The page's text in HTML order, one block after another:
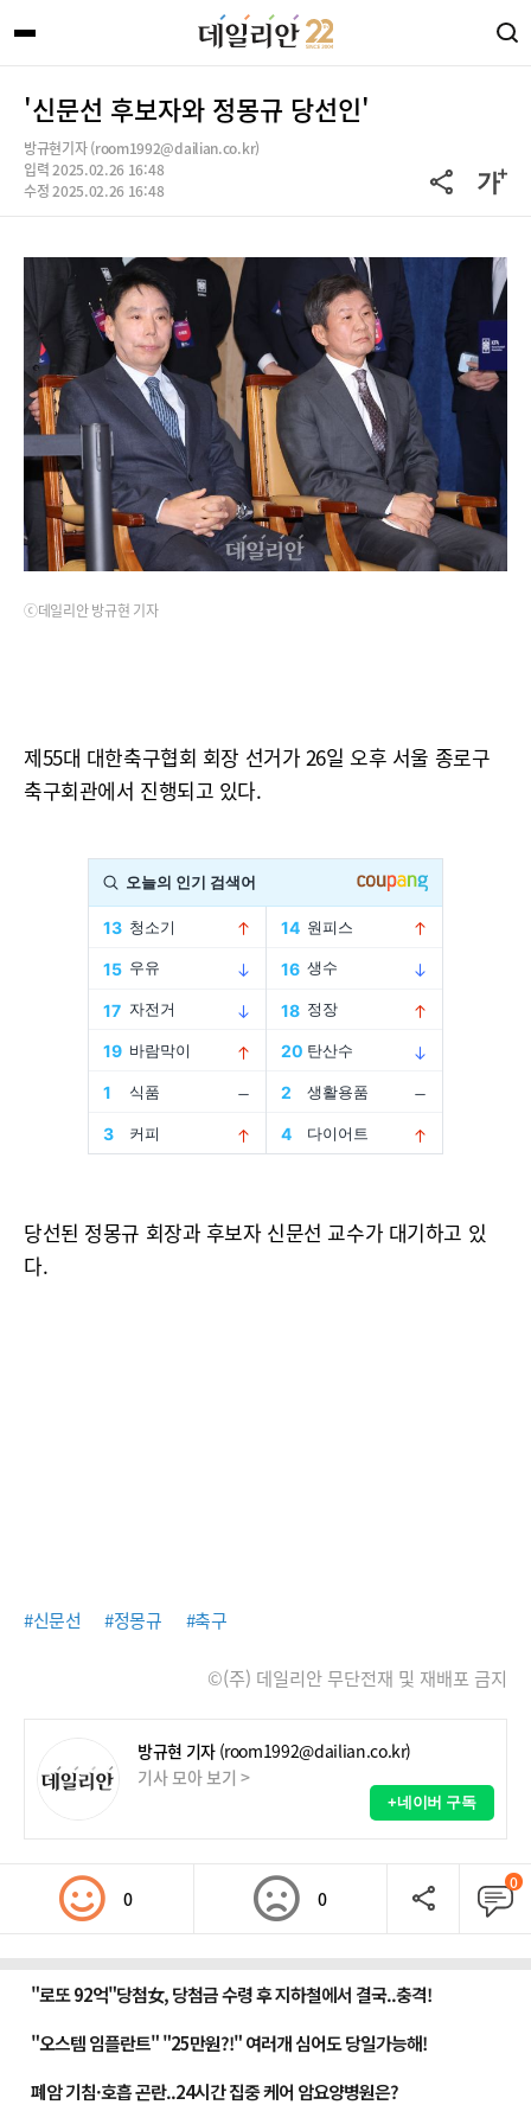
'신문선 후보자와 정몽규 당선인'
방규현기자 (room1992@dailian.co.kr)
입력 2025.02.26 16:48
수정 2025.02.26 16:48
ⓒ데일리안 방규현 기자
제55대 대한축구협회 회장 선거가 26일 오후 서울 종로구
축구회관에서 진행되고 있다.
당선된 정몽규 회장과 후보자 신문선 교수가 대기하고 있
다.
#신문선 #정몽규 #축구
©(주) 데일리안 무단전재 및 재배포 금지
방규현 기자 (room1992@dailian.co.kr)
기사 모아 보기 >
+네이버 구독
0 0
0